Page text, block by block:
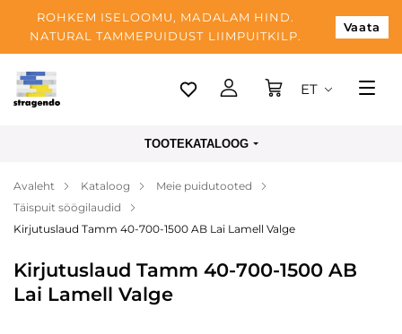
ROHKEM ISELOOMU, MADALAM HIND.
NATURAL TAMMEPUIDUST LIIMPUITKILP.
Vaata
Tallinn
Makse
Meist
Blogi
Kontaktid
ET
TOOTEKATALOOG
Avaleht Kataloog
Meie puidutooted
Täispuit söögilaudid
Kirjutuslaud Tamm 40-700-1500 AB Lai Lamell Valge
Kirjutuslaud Tamm 40-700-1500 AB
Lai Lamell Valge